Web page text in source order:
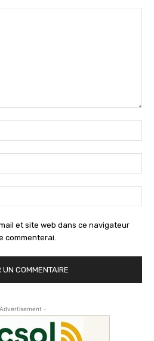
et site web dans ce navigateur
commenterai.
-